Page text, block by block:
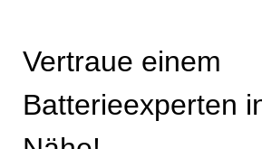
Vertraue einem
Batterieexperten